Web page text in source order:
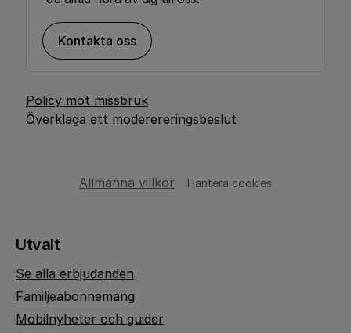
Kontakta oss
Policy mot missbruk
Överklaga ett moderereringsbeslut
Allmänna villkor Hantera cookies
Utvalt
Se alla erbjudanden
Familjeabonnemang
Mobilnyheter och guider